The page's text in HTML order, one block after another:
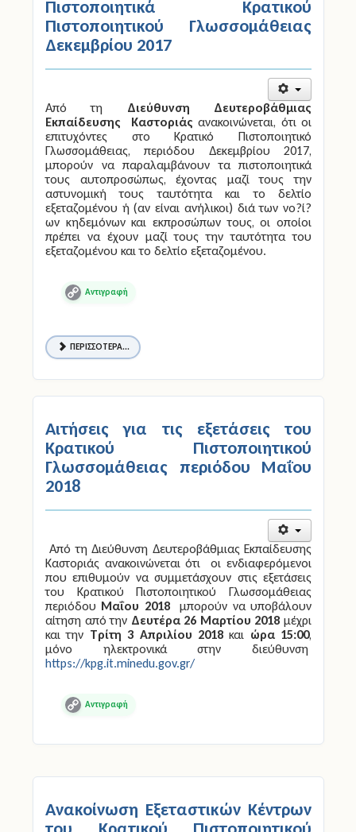
Πιστοποιητικά Κρατικού
Πιστοποιητικού Γλωσσομάθειας
Δεκεμβρίου 2017
Από τη Διεύθυνση Δευτεροβάθμιας
Εκπαίδευσης Καστοριάς ανακοινώνεται, ότι οι
επιτυχόντες στο Κρατικό Πιστοποιητικό
Γλωσσομάθειας, περιόδου Δεκεμβρίου 2017,
μπορούν να παραλαμβάνουν τα πιστοποιητικά
τους αυτοπροσώπως, έχοντας μαζί τους την
αστυνομική τους ταυτότητα και το δελτίο
εξεταζομένου ή (αν είναι ανήλικοι) διά των νο?ί?
ων κηδεμόνων και εκπροσώπων τους, οι οποίοι
πρέπει να έχουν μαζί τους την ταυτότητα του
εξεταζομένου και το δελτίο εξεταζομένου.
Copy
ΠΕΡΙΣΣΌΤΕΡΑ...
Αιτήσεις για τις εξετάσεις του
Κρατικού Πιστοποιητικού
Γλωσσομάθειας περιόδου Μαΐου
2018
Από τη Διεύθυνση Δευτεροβάθμιας Εκπαίδευσης
Καστοριάς ανακοινώνεται ότι οι ενδιαφερόμενοι
που επιθυμούν να συμμετάσχουν στις εξετάσεις
του Κρατικού Πιστοποιητικού Γλωσσομάθειας
περιόδου Μαΐου 2018μπορούν να υποβάλουν
αίτηση από την Δευτέρα 26 Μαρτίου 2018μέχρι
και την
Τρίτη 3 Απριλίου 2018και ώρα 15:00,
μόνο ηλεκτρονικά στην διεύθυνση
https://kpg.it.minedu.gov.gr/
Copy
Ανακοίνωση Εξεταστικών Κέντρων